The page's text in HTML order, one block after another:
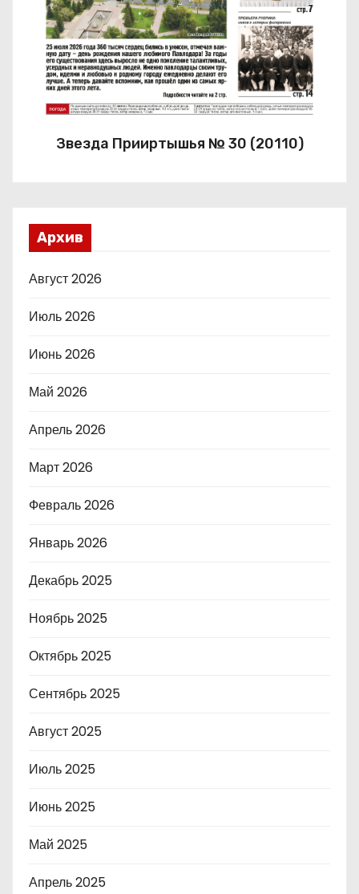
Звезда Прииртышья № 30 (20110)
Архив
Август 2026
Июль 2026
Июнь 2026
Май 2026
Апрель 2026
Март 2026
Февраль 2026
Январь 2026
Декабрь 2025
Ноябрь 2025
Октябрь 2025
Сентябрь 2025
Август 2025
Июль 2025
Июнь 2025
Май 2025
Апрель 2025